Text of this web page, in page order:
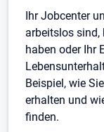
Ihr Jobcenter
arbeitslos sind,
haben oder Ihr
Beispiel, wie
erhalten und
finden.